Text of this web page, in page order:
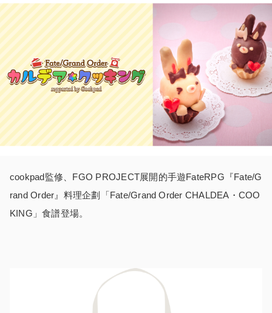
cookpad監修、FGO PROJECT展開的手遊FateRPG『Fate/G
rand Order』料理企劃「Fate/Grand Order CHALDEA・COO
KING」食譜登場。